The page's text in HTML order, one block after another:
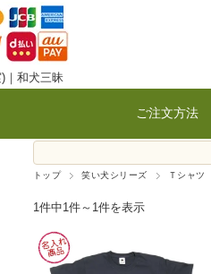
｜和犬三昧
ご注文方法
トップ 笑い犬シリーズ Ｔシャツ
1件中1件～1件を表示